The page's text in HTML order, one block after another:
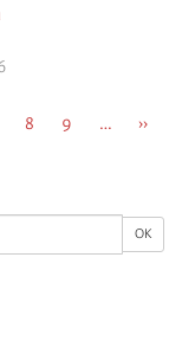
OK
Página
8 Página
9 …
Next
››